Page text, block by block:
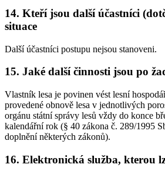
14. Kteří jsou další účastníci
situace
Další účastníci postupu nejsou stanoveni.
15. Jaké další činnosti jsou po
Vlastník lesa je povinen vést lesní
provedené obnově lesa v jednotlivých
orgánu státní správy lesů vždy do konce
kalendářní rok (§ 40 zákona č. 289/1995
doplnění některých zákonů).
16. Elektronická služba, kterou